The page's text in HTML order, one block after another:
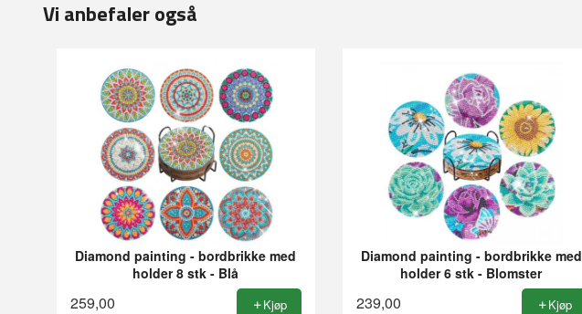
Vi anbefaler også
Diamond painting - bordbrikke med
holder 8 stk - Blå
259,00 Kjøp
Diamond painting - bordbrikke med
holder 6 stk - Blomster
239,00 Kjøp